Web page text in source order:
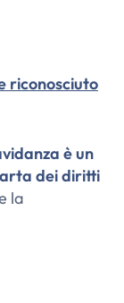
riconosciuto
è un
dei diritti
la